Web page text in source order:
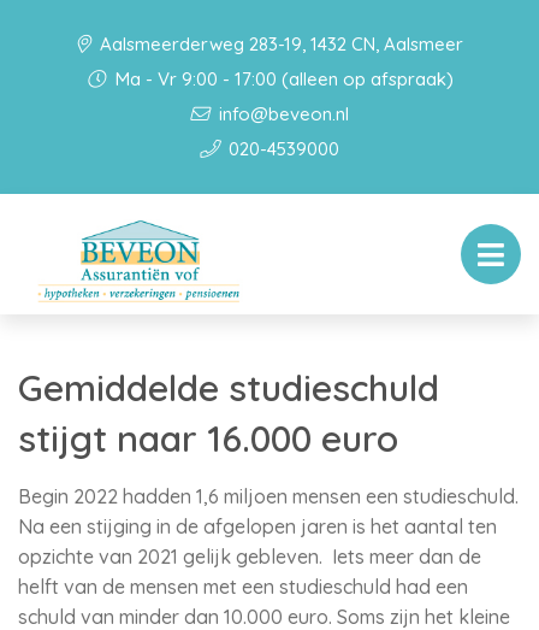
Aalsmeerderweg 283-19, 1432 CN, Aalsmeer
Ma - Vr 9:00 - 17:00 (alleen op afspraak)
info@beveon.nl
020-4539000
Gemiddelde studieschuld
stijgt naar 16.000 euro
Begin 2022 hadden 1,6 miljoen mensen een studieschuld.
Na een stijging in de afgelopen jaren is het aantal ten
opzichte van 2021 gelijk gebleven. Iets meer dan de
helft van de mensen met een studieschuld had een
schuld van minder dan 10.000 euro. Soms zijn het kleine